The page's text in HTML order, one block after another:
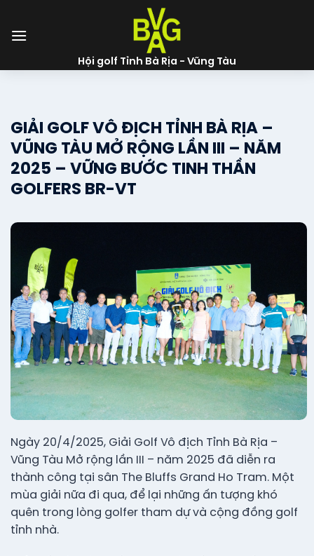
content
Hội golf Tỉnh Bà Rịa - Vũng Tàu
GIẢI GOLF VÔ ĐỊCH TỈNH BÀ RỊA –
VŨNG TÀU MỞ RỘNG LẦN III – NĂM
2025 – VỮNG BƯỚC TINH THẦN
GOLFERS BR-VT
Ngày 20/4/2025, Giải Golf Vô địch Tỉnh Bà Rịa –
Vũng Tàu Mở rộng lần III – năm 2025 đã diễn ra
thành công tại sân The Bluffs Grand Ho Tram. Một
mùa giải nữa đi qua, để lại những ấn tượng khó
quên trong lòng golfer tham dự và cộng đồng golf
tỉnh nhà.